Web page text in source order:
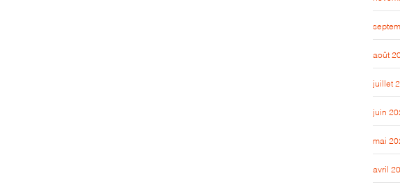
août
juillet
juin
mai
avril